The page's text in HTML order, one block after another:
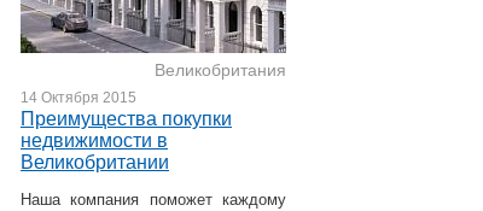
Великобритания
14 Октября 2015
Преимущества покупки
недвижимости в
Великобритании
Наша компания поможет каждому